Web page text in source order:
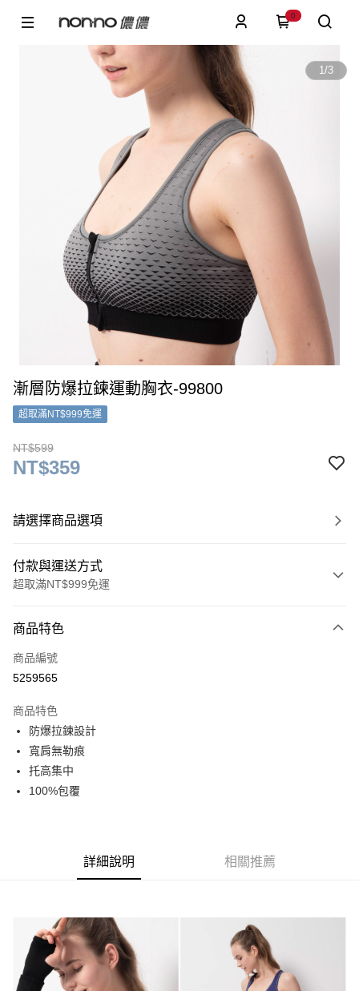
0
1/3
漸層防爆拉鍊運動胸衣-99800
超取滿NT$999免運
NT$599
NT$359
請選擇商品選項
付款與運送方式
超取滿NT$999免運
信用卡一次付款
超商取貨付款
Apple Pay
街口支付
悠遊付
每筆NT$90，滿NT$999(含以上)免運費
宅配
每筆NT$90，滿NT$999(含以上)免運費
商品特色
商品編號
5259565
商品特色
防爆拉鍊設計
寬肩無勒痕
托高集中
100%包覆
詳細說明 相關推薦